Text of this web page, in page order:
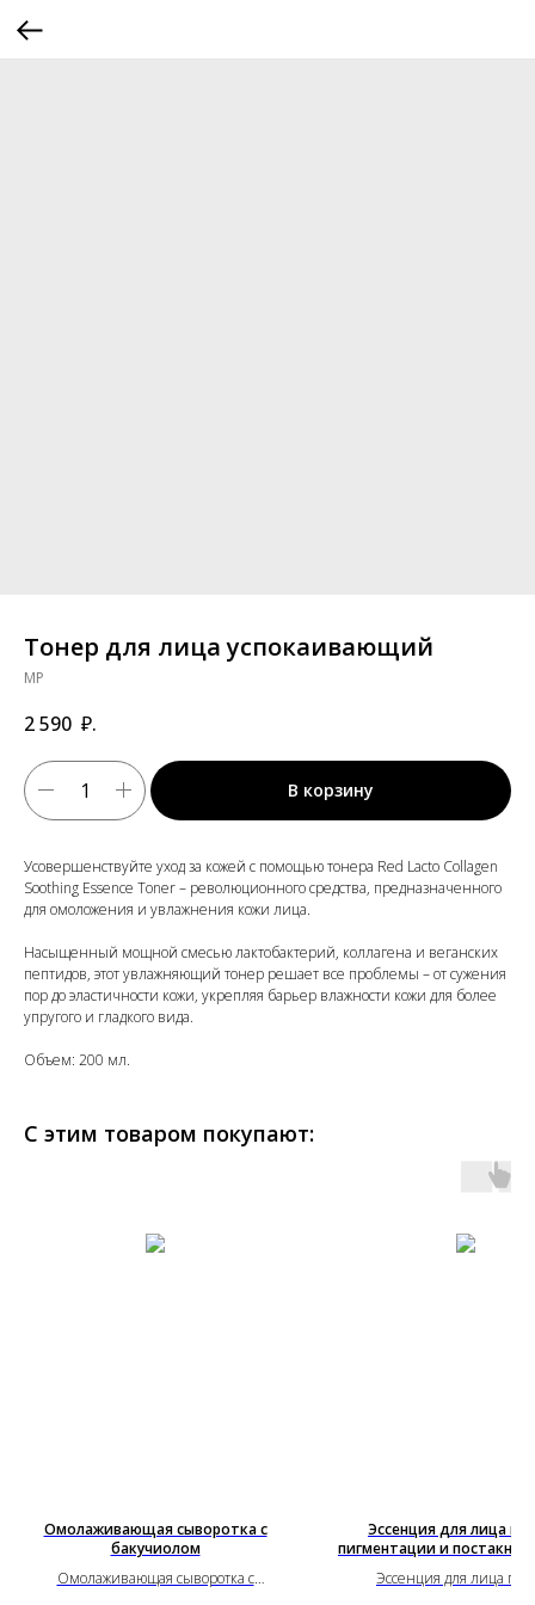
Тонер для лица успокаивающий
MP
2 590 ₽.
В корзину
Усовершенствуйте уход за кожей с помощью тонера Red Lacto Collagen
Soothing Essence Toner – революционного средства, предназначенного
для омоложения и увлажнения кожи лица.
Насыщенный мощной смесью лактобактерий, коллагена и веганских
пептидов, этот увлажняющий тонер решает все проблемы – от сужения
пор до эластичности кожи, укрепляя барьер влажности кожи для более
упругого и гладкого вида.
Объем: 200 мл.
С этим товаром покупают:
Омолаживающая сыворотка с
бакучиолом
Омолаживающая сыворотка с
Эссенция для лица
пигментации и постакне
Эссенция для лица